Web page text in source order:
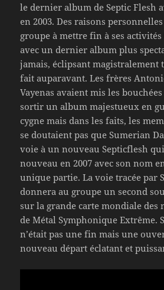
le dernier album de Septic Flesh
en 2003. Des raisons
groupe à mettre fin à ses
avec un dernier album plus
jamais, éclipsant magistralement
fait auparavant. Les frères
Vayenas avaient mis les
sortir un album majestueux en
cygne mais dans les faits, les
se doutaient pas que Sumerian
voie à un nouveau Septicflesh
nouveau en 2007 avec son nom
unique partie. La voie tracée par
donnera au groupe un second
sur la grande carte mondiale des
de Métal Symphonique Extrême.
n’était pas une fin mais une
nouveau départ éclatant et